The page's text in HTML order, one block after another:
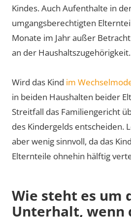
Kindes. Auch Aufenthalte in
umgangsberechtigten
Monate im Jahr außer
an der Haushaltszugehörigkeit.
Wird das Kind im
in beiden Haushalten beider
Streitfall das Familiengericht
des Kindergelds entscheiden.
aber wenig sinnvoll, da das
Elternteile ohnehin hälftig
Wie steht es um
Unterhalt, wenn